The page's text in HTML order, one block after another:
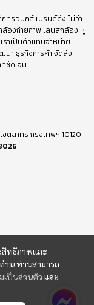
สิทธิภาพและ
าน ท่านสามารถ
เป็นส่วนตัว และ
กทรอนิกส์แบรนด์ดัง ไม่ว่า
ล้องถ่ายภาพ เลนส์กล้อง หู
ราเป็นตัวแทนจำหน่าย
นา ธุรกิจการค้า จัดส่ง
ชัดเจน
สาทร กรุงเทพฯ 10120